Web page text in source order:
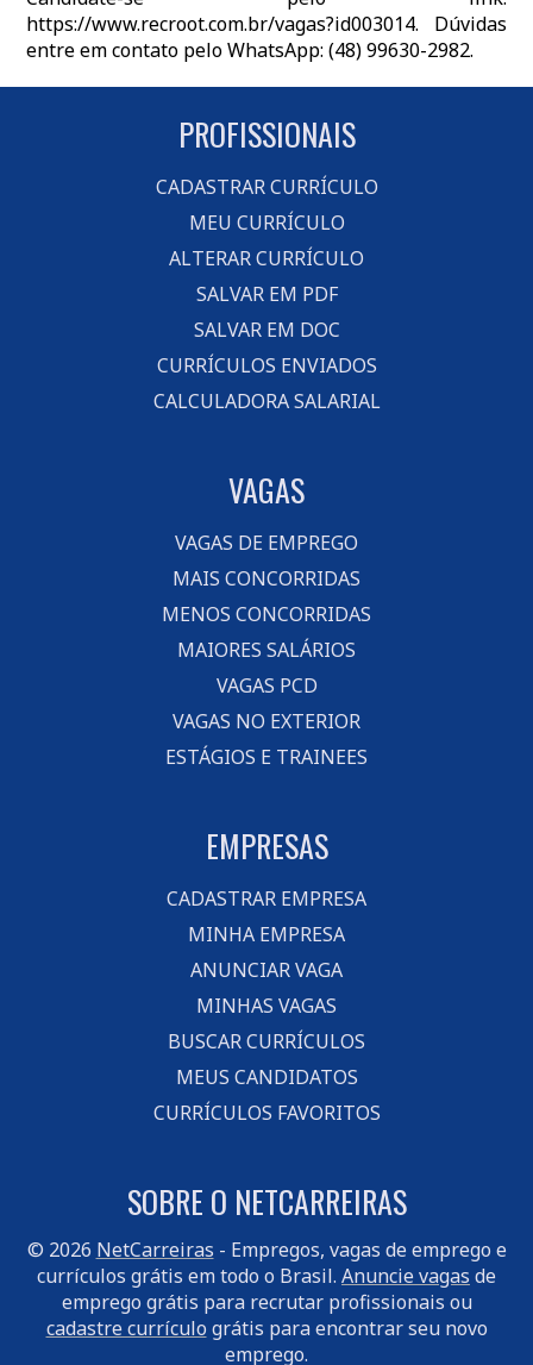
https://www.recroot.com.br/vagas?id003014. Dúvidas
entre em contato pelo WhatsApp: (48) 99630-2982.
PROFISSIONAIS
CADASTRAR CURRÍCULO
MEU CURRÍCULO
ALTERAR CURRÍCULO
SALVAR EM PDF
SALVAR EM DOC
CURRÍCULOS ENVIADOS
CALCULADORA SALARIAL
VAGAS
VAGAS DE EMPREGO
MAIS CONCORRIDAS
MENOS CONCORRIDAS
MAIORES SALÁRIOS
VAGAS PCD
VAGAS NO EXTERIOR
ESTÁGIOS E TRAINEES
EMPRESAS
CADASTRAR EMPRESA
MINHA EMPRESA
ANUNCIAR VAGA
MINHAS VAGAS
BUSCAR CURRÍCULOS
MEUS CANDIDATOS
CURRÍCULOS FAVORITOS
SOBRE O NETCARREIRAS
© 2026 NetCarreiras - Empregos, vagas de emprego e
currículos grátis em todo o Brasil. Anuncie vagas de
emprego grátis para recrutar profissionais ou
cadastre currículo grátis para encontrar seu novo
emprego.